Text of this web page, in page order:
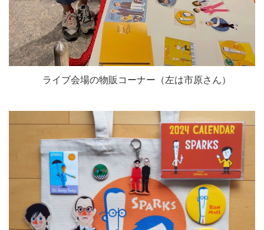
ライブ会場の物販コーナー（左は市原さん）